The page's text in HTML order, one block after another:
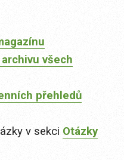
všech
přehledů
v sekci Otázky